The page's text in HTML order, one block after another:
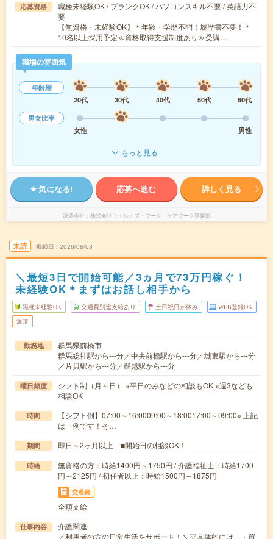
応募資格
職種未経験OK / ブランクOK / パソコンスキル不要 / 英語力不
要
【無資格・未経験OK】＊年齢・学歴不問！履歴書不要！＊
10名以上採用予定≪資格取得支援制度あり≫受講…
職場の雰囲気
年齢層
20代
30代 40代 50代
60代
男女比率
女性
男性
もっと見る
気になる! 応募へ進む 詳しく見る
派遣会社 株式会社ウィルオブ・ワーク ケアワーク事業部
未読 掲載日 2026/08/03
＼最短3日で開始可能／3ヵ月で73万円稼ぐ！
未経験OK＊まずはお話し相手から
職種未経験OK 交通費別途支給あり 土日祝日が休み WEB登録OK
派遣
勤務地
群馬県前橋市
群馬総社駅から---分／中央前橋駅から---分／城東駅から---分
／片貝駅から---分／樋越駅から---分
曜日頻度
シフト制（月～日） ※平日のみなどの相談もOK ※週3なども
相談OK
時間
【シフト例】07:00～16:0009:00～18:0017:00～09:00※ 上記
は一例です！そ…
期間 即日～2ヶ月以上 ■開始日の相談OK！
時給
無資格の方：時給1400円～1750円 / 介護福祉士：時給1700
円～2125円 / 初任者以上：時給1500円～1875円
交通費
全額支給
仕事内容
介護関連
／利用者の方の日常生活をサポート！＼▽具体的には…・買